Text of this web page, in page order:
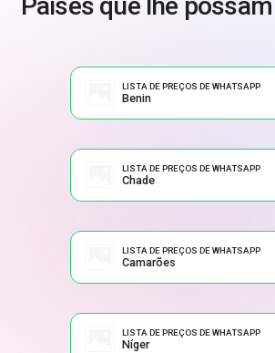
Países que lhe
LISTA DE PREÇOS DE WHATSAPP
Benin
LISTA DE PREÇOS DE WHATSAPP
Chade
LISTA DE PREÇOS DE WHATSAPP
Camarões
LISTA DE PREÇOS DE WHATSAPP
Níger